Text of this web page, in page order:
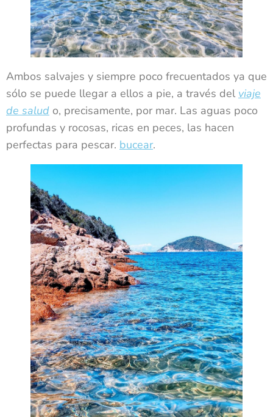
Ambos salvajes y siempre poco frecuentados ya que
sólo se puede llegar a ellos a pie, a través del viaje
de salud o, precisamente, por mar. Las aguas poco
profundas y rocosas, ricas en peces, las hacen
perfectas para pescar. bucear.